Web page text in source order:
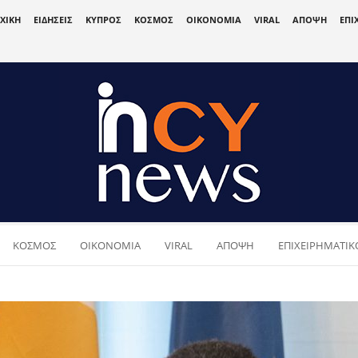
ΕΙΔΗΣΕΙΣ ΚΥΠΡΟΣ ΚΟΣΜΟΣ ΟΙΚΟΝΟΜΙΑ VIRAL ΑΠΟΨΗ
ΚΟΣΜΟΣ ΟΙΚΟΝΟΜΙΑ VIRAL ΑΠΟΨΗ